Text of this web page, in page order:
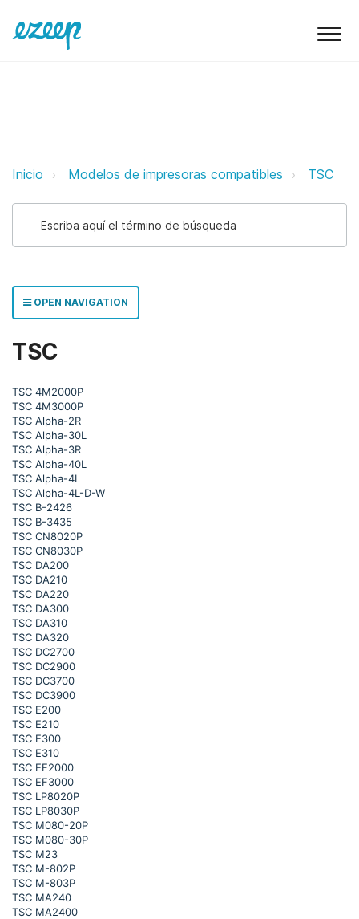
TSC ezeep Support Support
Inicio Modelos de impresoras compatibles TSC
OPEN NAVIGATION
TSC
TSC 4M2000P
TSC 4M3000P
TSC Alpha-2R
TSC Alpha-30L
TSC Alpha-3R
TSC Alpha-40L
TSC Alpha-4L
TSC Alpha-4L-D-W
TSC B-2426
TSC B-3435
TSC CN8020P
TSC CN8030P
TSC DA200
TSC DA210
TSC DA220
TSC DA300
TSC DA310
TSC DA320
TSC DC2700
TSC DC2900
TSC DC3700
TSC DC3900
TSC E200
TSC E210
TSC E300
TSC E310
TSC EF2000
TSC EF3000
TSC LP8020P
TSC LP8030P
TSC M080-20P
TSC M080-30P
TSC M23
TSC M-802P
TSC M-803P
TSC MA240
TSC MA2400